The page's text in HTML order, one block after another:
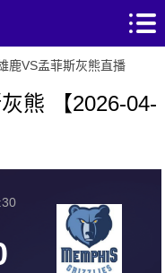
鹿VS孟菲斯灰熊直播
熊 【2026-04-